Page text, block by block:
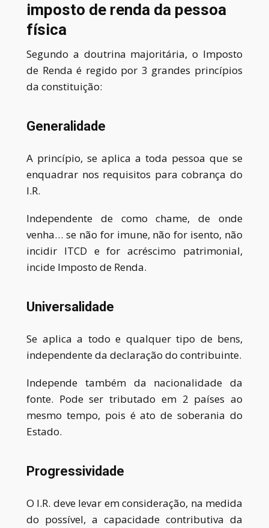
imposto de renda da pessoa
física
Segundo a doutrina majoritária, o Imposto
de Renda é regido por 3 grandes princípios
da constituição:
Generalidade
A princípio, se aplica a toda pessoa que se
enquadrar nos requisitos para cobrança do
I.R.
Independente de como chame, de onde
venha… se não for imune, não for isento, não
incidir ITCD e for acréscimo patrimonial,
incide Imposto de Renda.
Universalidade
Se aplica a todo e qualquer tipo de bens,
independente da declaração do contribuinte.
Independe também da nacionalidade da
fonte. Pode ser tributado em 2 países ao
mesmo tempo, pois é ato de soberania do
Estado.
Progressividade
O I.R. deve levar em consideração, na medida
do possível, a capacidade contributiva da